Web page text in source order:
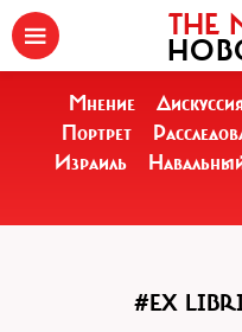
THE
Мнение
Портрет
Израиль
#EX